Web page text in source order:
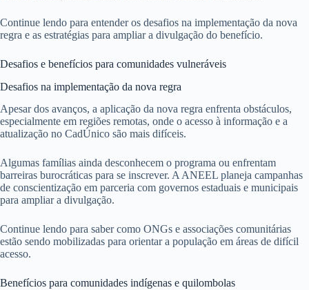
Continue lendo para entender os desafios na implementação da nova
regra e as estratégias para ampliar a divulgação do benefício.
Desafios e benefícios para comunidades vulneráveis
Desafios na implementação da nova regra
Apesar dos avanços, a aplicação da nova regra enfrenta obstáculos,
especialmente em regiões remotas, onde o acesso à informação e a
atualização no CadÚnico são mais difíceis.
Algumas famílias ainda desconhecem o programa ou enfrentam
barreiras burocráticas para se inscrever. A ANEEL planeja campanhas
de conscientização em parceria com governos estaduais e municipais
para ampliar a divulgação.
Continue lendo para saber como ONGs e associações comunitárias
estão sendo mobilizadas para orientar a população em áreas de difícil
acesso.
Benefícios para comunidades indígenas e quilombolas